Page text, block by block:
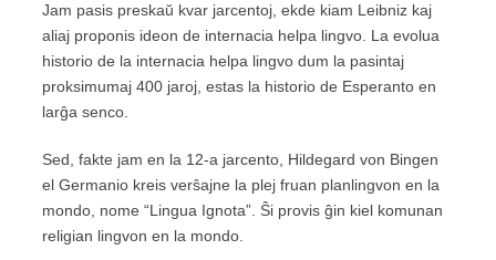
Jam pasis preskaŭ kvar jarcentoj, ekde kiam Leibniz kaj
aliaj proponis ideon de internacia helpa lingvo. La evolua
historio de la internacia helpa lingvo dum la pasintaj
proksimumaj 400 jaroj, estas la historio de Esperanto en
larĝa senco.
Sed, fakte jam en la 12-a jarcento, Hildegard von Bingen
el Germanio kreis verŝajne la plej fruan planlingvon en la
mondo, nome “Lingua Ignota”. Ŝi provis ĝin kiel komunan
religian lingvon en la mondo.